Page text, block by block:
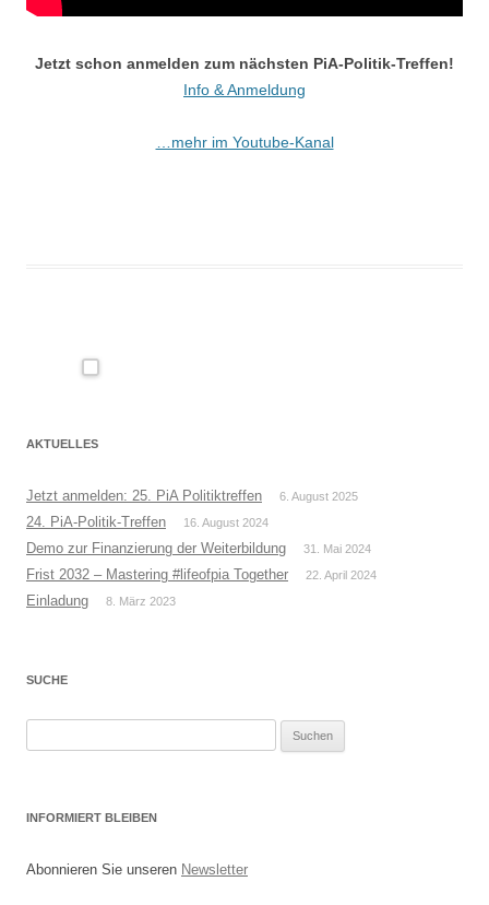
Jetzt schon anmelden zum nächsten PiA-Politik-Treffen!
Info & Anmeldung
…mehr im Youtube-Kanal
AKTUELLES
Jetzt anmelden: 25. PiA Politiktreffen 6. August 2025
24. PiA-Politik-Treffen 16. August 2024
Demo zur Finanzierung der Weiterbildung 31. Mai 2024
Frist 2032 – Mastering #lifeofpia Together 22. April 2024
Einladung 8. März 2023
SUCHE
INFORMIERT BLEIBEN
Abonnieren Sie unseren Newsletter